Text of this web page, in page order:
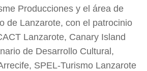
Producciones y el área de
de Lanzarote, con el patrocinio
Lanzarote, Canary Island
de Desarrollo Cultural,
SPEL-Turismo Lanzarote